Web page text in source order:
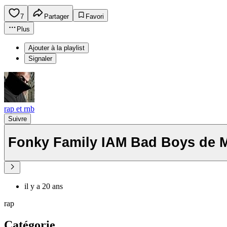
7 Partager
Favori
Plus
Ajouter à la playlist
Signaler
rap et rnb
Suivre
Fonky Family IAM Bad Boys de
il y a 20 ans
rap